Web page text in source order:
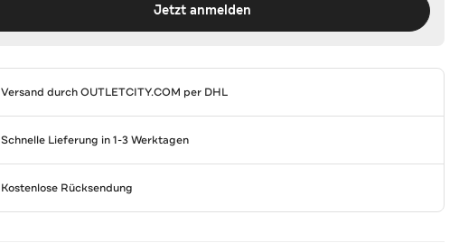
Jetzt anmelden
Versand durchOUTLETCITY.COM per DHL
Schnelle Lieferung in 1-3 Werktagen
Kostenlose Rücksendung